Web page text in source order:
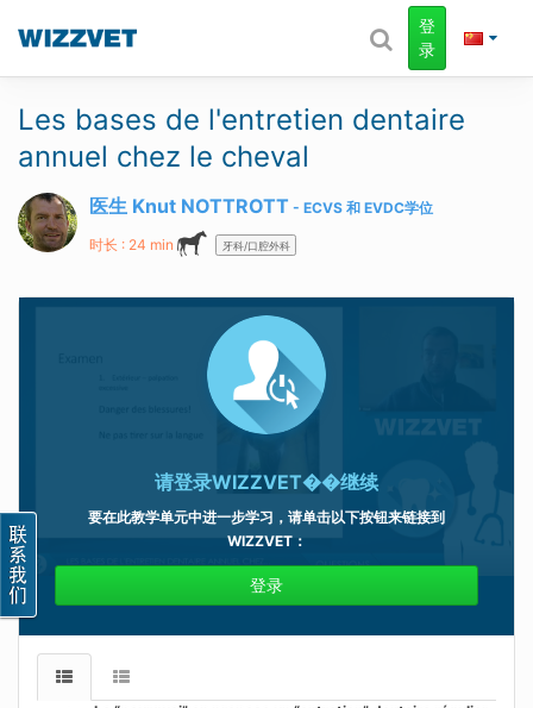
登
录
Les bases de l'entretien dentaire
annuel chez le cheval
医生 Knut NOTTROTT ECVS 和 EVDC学位
时长 : 24 min 牙科/口腔外科
请登录WIZZVET��继续
要在此教学单元中进一步学习，请单击以下按钮来链接到
WIZZVET：
登录